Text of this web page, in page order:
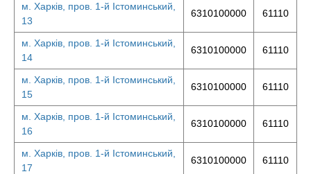
м. Харків, пров. 1-й Істоминський,
13
6310100000 61110
м. Харків, пров. 1-й Істоминський,
14
6310100000 61110
м. Харків, пров. 1-й Істоминський,
15
6310100000 61110
м. Харків, пров. 1-й Істоминський,
16
6310100000 61110
м. Харків, пров. 1-й Істоминський,
17
6310100000 61110